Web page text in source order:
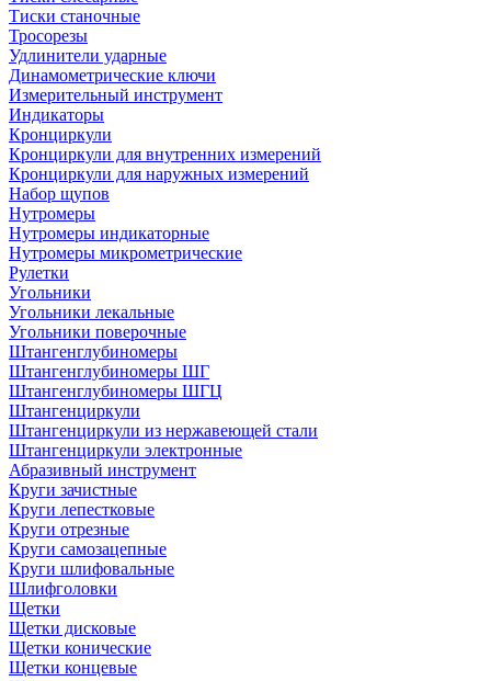
Тиски станочные
Тросорезы
Удлинители ударные
Динамометрические ключи
Измерительный инструмент
Индикаторы
Кронциркули
Кронциркули для внутренних измерений
Кронциркули для наружных измерений
Набор щупов
Нутромеры
Нутромеры индикаторные
Нутромеры микрометрические
Рулетки
Угольники
Угольники лекальные
Угольники поверочные
Штангенглубиномеры
Штангенглубиномеры ШГ
Штангенглубиномеры ШГЦ
Штангенциркули
Штангенциркули из нержавеющей стали
Штангенциркули электронные
Абразивный инструмент
Круги зачистные
Круги лепестковые
Круги отрезные
Круги самозацепные
Круги шлифовальные
Шлифголовки
Щетки
Щетки дисковые
Щетки конические
Щетки концевые